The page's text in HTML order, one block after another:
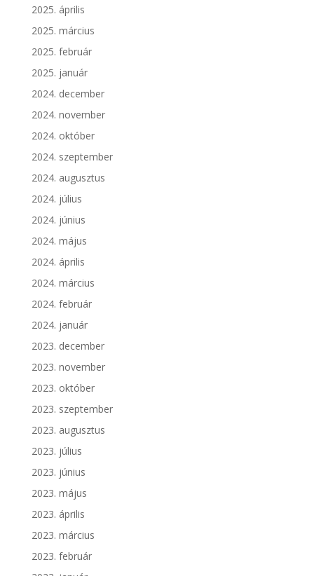
2025. április
2025. március
2025. február
2025. január
2024. december
2024. november
2024. október
2024. szeptember
2024. augusztus
2024. július
2024. június
2024. május
2024. április
2024. március
2024. február
2024. január
2023. december
2023. november
2023. október
2023. szeptember
2023. augusztus
2023. július
2023. június
2023. május
2023. április
2023. március
2023. február